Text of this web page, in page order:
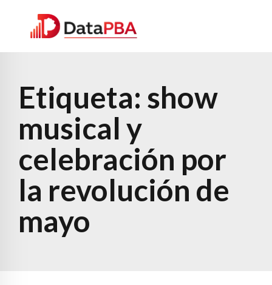
Etiqueta: show
musical y
celebración por
la revolución de
mayo